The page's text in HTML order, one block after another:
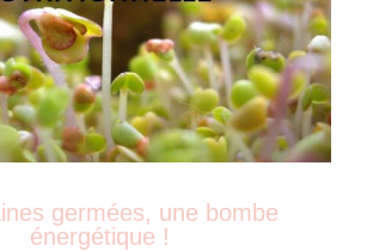
germées, une bombe
énergétique !